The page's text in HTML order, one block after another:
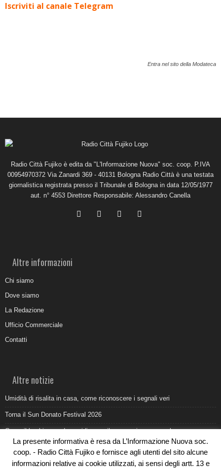
Iscriviti al canale Telegram
Entra nel sito della Modateca
Radio Città Fujiko è edita da "L'Informazione Nuova" soc. coop. P.IVA
00954970372 Via Zanardi 369 - 40131 Bologna Radio Città è una testata
giornalistica registrata presso il Tribunale di Bologna in data 12/05/1977
aut. n° 4553 Direttore Responsabile: Alessandro Canella
Altre informazioni
Chi siamo
Dove siamo
La Redazione
Ufficio Commerciale
Contatti
Altre notizie
Umidità di risalita in casa, come riconoscere i segnali veri
Torna il Sun Donato Festival 2026
Come il busking moderno ridisegna il paesaggio sonoro urbano
Saldi estivi Michele Lopriore: l’eleganza Made in Italy incontra gli sconti
da non perdere
La presente informativa è resa da L’Informazione Nuova soc.
coop. - Radio Città Fujiko e fornisce agli utenti del sito alcune
informazioni relative ai cookie utilizzati, ai sensi degli artt. 13 e